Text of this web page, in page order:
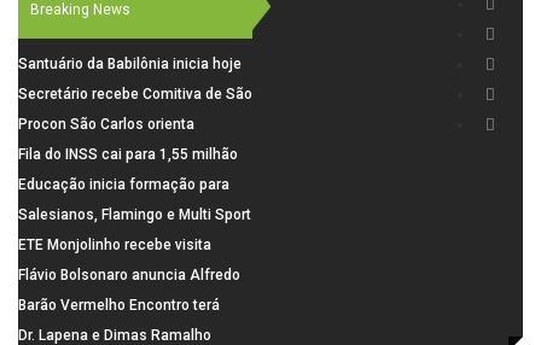
Breaking News
Santuário da Babilônia inicia hoje
(06), uma programação especial
para os seus 160 anos de história.
Secretário recebe Comitiva de São
Carlos para debater investimentos
em rodovias
Procon São Carlos orienta
consumidores sobre cuidados
nas compras para o Dia dos Pais
Fila do INSS cai para 1,55 milhão
em julho, com alta de 66,5% nos
pedidos negados em 2026
Educação inicia formação para
elaboração do novo Plano
Municipal
Salesianos, Flamingo e Multi Sport
vão representar São Carlos no
campeonato Estadual
ETE Monjolinho recebe visita
científica da FAPESP
Flávio Bolsonaro anuncia Alfredo
Gaspar, relator da comissão do
INSS, como vice
Barão Vermelho Encontro terá
data extra em Belo Horizonte
Dr. Lapena e Dimas Ramalho